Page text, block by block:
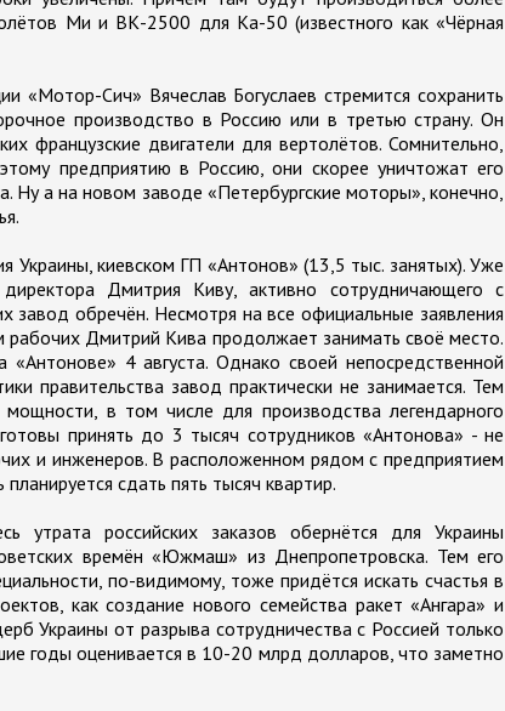
Ми и ВК-2500 для Ка-50 (известного как «Чёрная
«Мотор-Сич» Вячеслав Богуслаев стремится сохранить
производство в Россию или в третью страну. Он
французские двигатели для вертолётов. Сомнительно,
предприятию в Россию, они скорее уничтожат его
а на новом заводе «Петербургские моторы», конечно,
Украины, киевском ГП «Антонов» (13,5 тыс. занятых). Уже
Дмитрия Киву, активно сотрудничающего с
обречён. Несмотря на все официальные заявления
рабочих Дмитрий Кива продолжает занимать своё место.
4 августа. Однако своей непосредственной
правительства завод практически не занимается. Тем
в том числе для производства легендарного
принять до 3 тысяч сотрудников «Антонова» - не
и инженеров. В расположенном рядом с предприятием
сдать пять тысяч квартир.
утрата российских заказов обернётся для Украины
времён «Южмаш» из Днепропетровска. Тем его
по-видимому, тоже придётся искать счастья в
как создание нового семейства ракет «Ангара» и
Украины от разрыва сотрудничества с Россией только
годы оценивается в 10-20 млрд долларов, что заметно